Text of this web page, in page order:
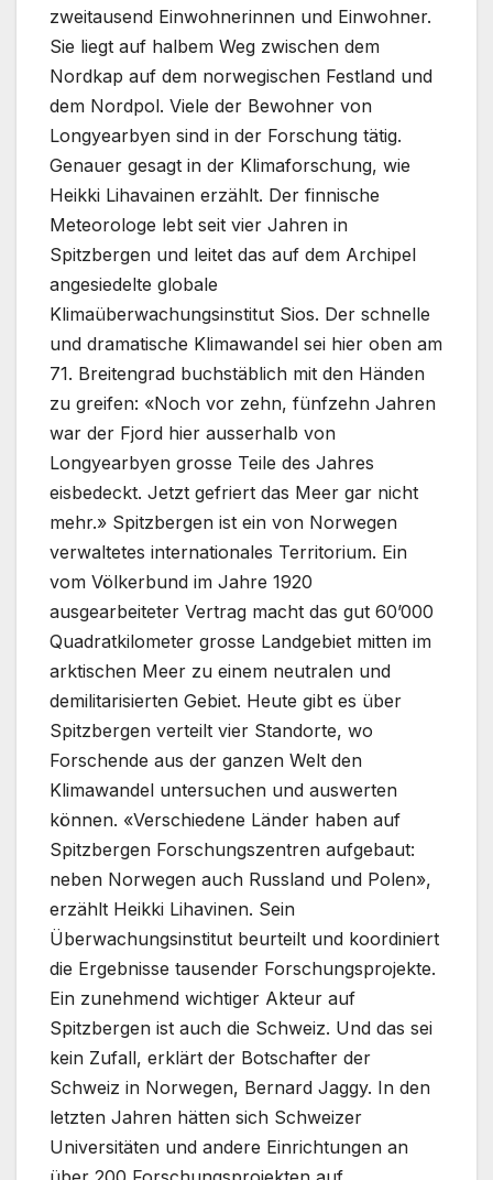
zweitausend Einwohnerinnen und Einwohner.
Sie liegt auf halbem Weg zwischen dem
Nordkap auf dem norwegischen Festland und
dem Nordpol. Viele der Bewohner von
Longyearbyen sind in der Forschung tätig.
Genauer gesagt in der Klimaforschung, wie
Heikki Lihavainen erzählt. Der finnische
Meteorologe lebt seit vier Jahren in
Spitzbergen und leitet das auf dem Archipel
angesiedelte globale
Klimaüberwachungsinstitut Sios. Der schnelle
und dramatische Klimawandel sei hier oben am
71. Breitengrad buchstäblich mit den Händen
zu greifen: «Noch vor zehn, fünfzehn Jahren
war der Fjord hier ausserhalb von
Longyearbyen grosse Teile des Jahres
eisbedeckt. Jetzt gefriert das Meer gar nicht
mehr.» Spitzbergen ist ein von Norwegen
verwaltetes internationales Territorium. Ein
vom Völkerbund im Jahre 1920
ausgearbeiteter Vertrag macht das gut 60’000
Quadratkilometer grosse Landgebiet mitten im
arktischen Meer zu einem neutralen und
demilitarisierten Gebiet. Heute gibt es über
Spitzbergen verteilt vier Standorte, wo
Forschende aus der ganzen Welt den
Klimawandel untersuchen und auswerten
können. «Verschiedene Länder haben auf
Spitzbergen Forschungszentren aufgebaut:
neben Norwegen auch Russland und Polen»,
erzählt Heikki Lihavinen. Sein
Überwachungsinstitut beurteilt und koordiniert
die Ergebnisse tausender Forschungsprojekte.
Ein zunehmend wichtiger Akteur auf
Spitzbergen ist auch die Schweiz. Und das sei
kein Zufall, erklärt der Botschafter der
Schweiz in Norwegen, Bernard Jaggy. In den
letzten Jahren hätten sich Schweizer
Universitäten und andere Einrichtungen an